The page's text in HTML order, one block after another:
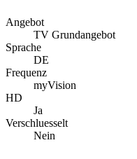
Angebot
TV Grundangebot
Sprache
DE
Frequenz
myVision
HD
Ja
Verschluesselt
Nein